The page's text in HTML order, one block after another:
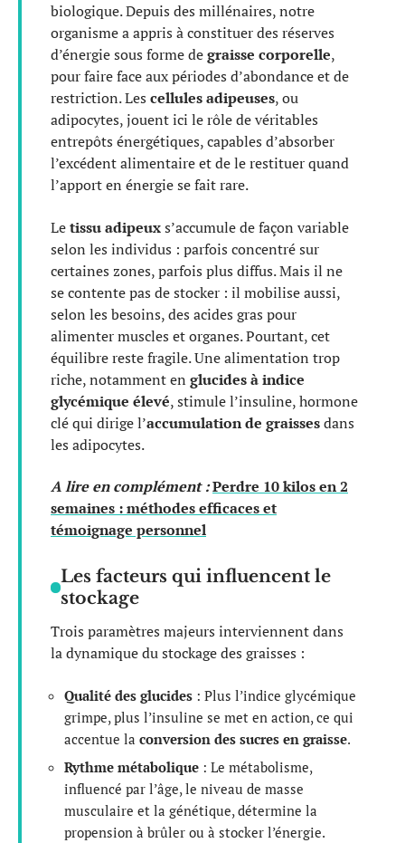
biologique. Depuis des millénaires, notre
organisme a appris à constituer des réserves
d’énergie sous forme degraisse corporelle,
pour faire face aux périodes d’abondance et de
restriction. Les cellules adipeuses, ou
adipocytes, jouent ici le rôle de véritables
entrepôts énergétiques, capables d’absorber
l’excédent alimentaire et de le restituer quand
l’apport en énergie se fait rare.
Letissu adipeuxs’accumule de façon variable
selon les individus : parfois concentré sur
certaines zones, parfois plus diffus. Mais il ne
se contente pas de stocker : il mobilise aussi,
selon les besoins, des acides gras pour
alimenter muscles et organes. Pourtant, cet
équilibre reste fragile. Une alimentation trop
riche, notamment en glucides à indice
glycémique élevé, stimule l’insuline, hormone
clé qui dirige l’accumulation de graissesdans
les adipocytes.
A lire en complément :Perdre 10 kilos en 2
semaines : méthodes efficaces et
témoignage personnel
Les facteurs qui influencent le
stockage
Trois paramètres majeurs interviennent dans
la dynamique du stockage des graisses :
Qualité des glucides : Plus l’indice glycémique
grimpe, plus l’insuline se met en action, ce qui
accentue la conversion des sucres en graisse.
Rythme métabolique : Le métabolisme,
influencé par l’âge, le niveau de masse
musculaire et la génétique, détermine la
propension à brûler ou à stocker l’énergie.